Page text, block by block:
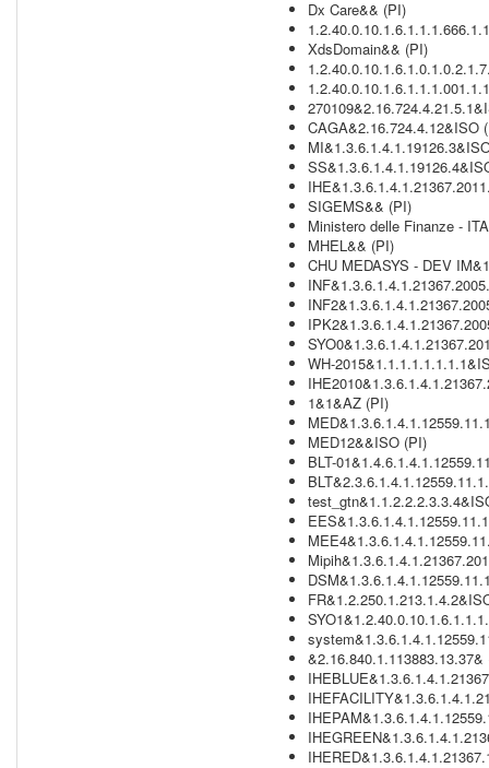
Dx Care&& (PI)
XdsDomain&& (PI)
CAGA&2.16.724.4.12&ISO
SIGEMS&& (PI)
Ministero delle Finanze -
MHEL&& (PI)
CHU MEDASYS - DEV
WH-
1&1&AZ (PI)
MED12&&ISO (PI)
BLT-
&2.16.840.1.113883.13.37&